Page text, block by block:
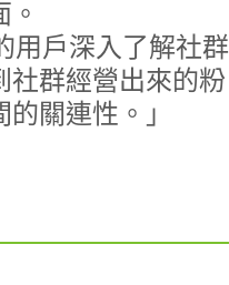
用戶深入了解社群
社群經營出來的粉
關連性。」